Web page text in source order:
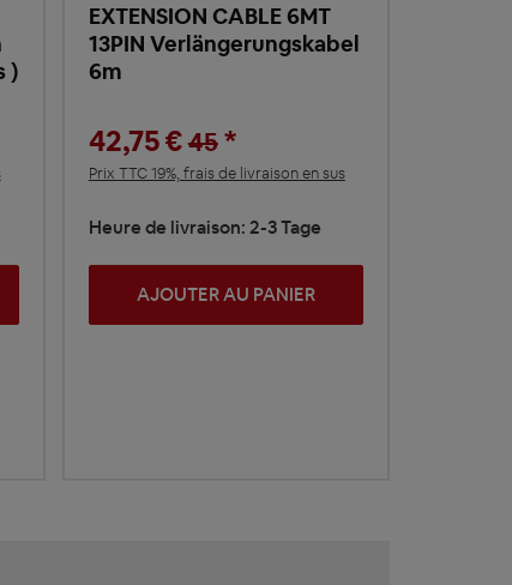
)
EXTENSION CABLE 6MT
13PIN Verlängerungskabel
6m
42,75 €45*
Prix TTC 19%, frais de livraison en sus
Heure de livraison: 2-3 Tage
AJOUTER AU PANIER